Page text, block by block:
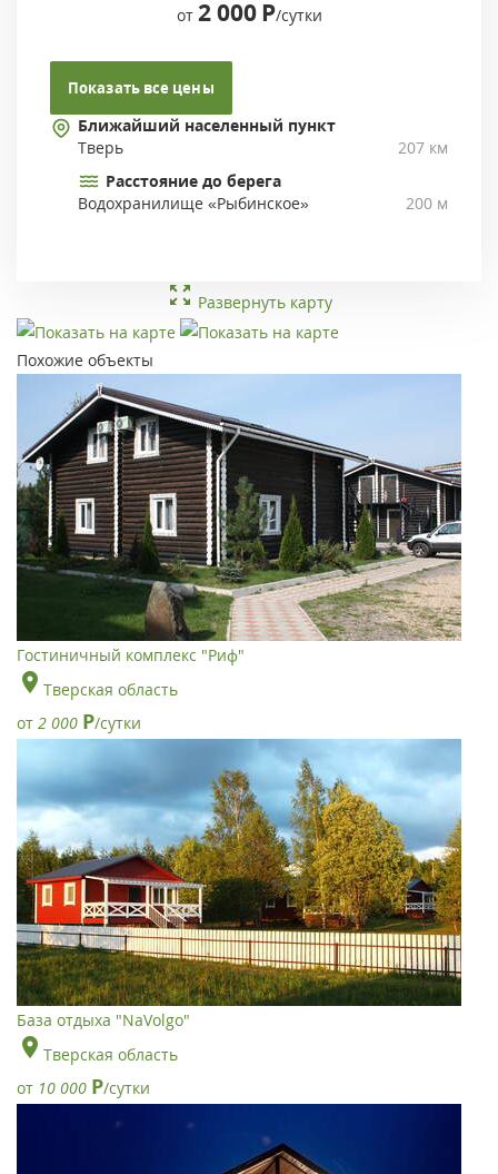
от 2 000 Р/сутки
Показать все цены
Ближайший населенный пункт
Тверь
207 км
Расстояние до берега
Водохранилище «Рыбинское»
200 м
Развернуть карту
Похожие объекты
Гостиничный комплекс "Риф"
Тверская область
от 2 000 Р/сутки
База отдыха "NaVolgo"
Тверская область
от 10 000 Р/сутки